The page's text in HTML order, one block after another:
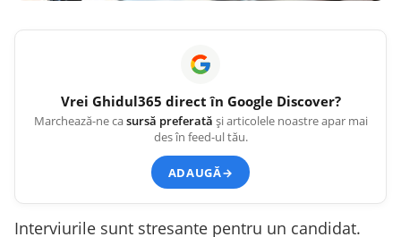
Vrei Ghidul365 direct în Google Discover?
Marchează-ne casursă preferată și articolele noastre apar mai
des în feed-ul tău.
ADAUGĂ→
Interviurile sunt stresante pentru un candidat.